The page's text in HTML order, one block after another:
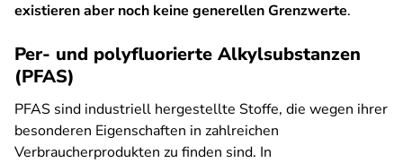
existieren aber noch keine generellen Grenzwerte.
Per- und polyfluorierte Alkylsubstanzen
(PFAS)
PFAS sind industriell hergestellte Stoffe, die wegen ihrer
besonderen Eigenschaften in zahlreichen
Verbraucherprodukten zu finden sind. In